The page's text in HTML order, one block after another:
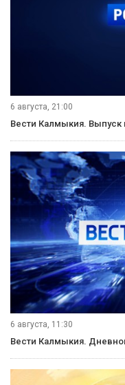
ввести. В принципе
образованиях
что в этом году
Рубрики
Видеосюжеты